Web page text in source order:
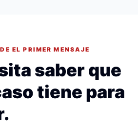
EL PRIMER MENSAJE
saber que
tiene para